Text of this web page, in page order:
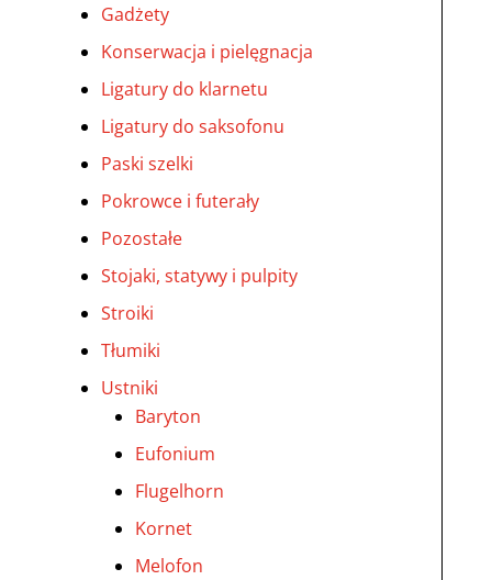
Gadżety
Konserwacja i pielęgnacja
Ligatury do klarnetu
Ligatury do saksofonu
Paski szelki
Pokrowce i futerały
Pozostałe
Stojaki, statywy i pulpity
Stroiki
Tłumiki
Ustniki
Baryton
Eufonium
Flugelhorn
Kornet
Melofon